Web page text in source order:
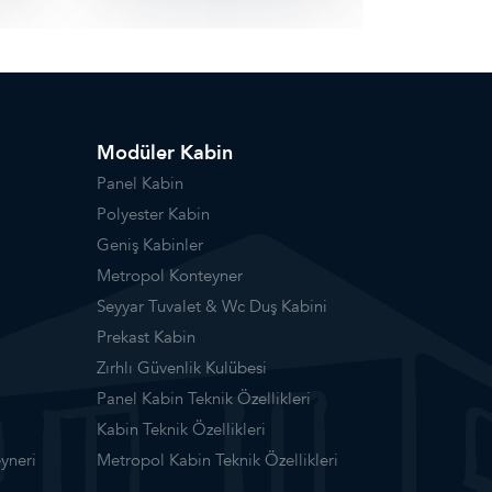
Modüler Kabin
Panel Kabin
Polyester Kabin
Geniş Kabinler
Metropol Konteyner
Seyyar Tuvalet & Wc Duş Kabini
Prekast Kabin
Zırhlı Güvenlik Kulübesi
Panel Kabin Teknik Özellikleri
Kabin Teknik Özellikleri
Metropol Kabin Teknik Özellikleri